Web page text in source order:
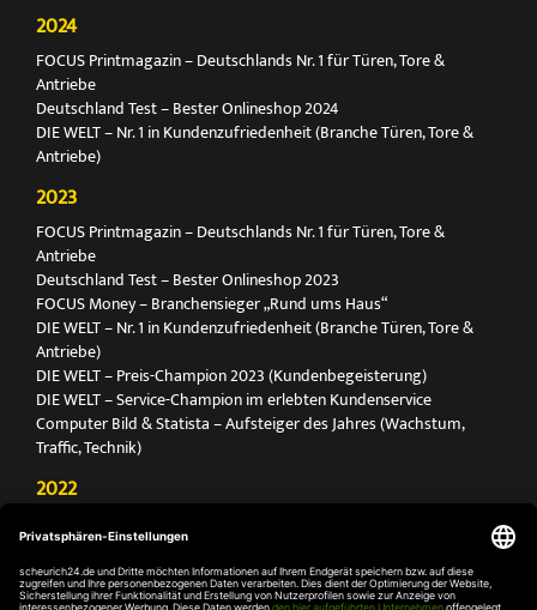
2024
FOCUS Printmagazin – Deutschlands Nr. 1 für Türen, Tore &
Antriebe
Deutschland Test – Bester Onlineshop 2024
DIE WELT – Nr. 1 in Kundenzufriedenheit (Branche Türen, Tore &
Antriebe)
2023
FOCUS Printmagazin – Deutschlands Nr. 1 für Türen, Tore &
Antriebe
Deutschland Test – Bester Onlineshop 2023
FOCUS Money – Branchensieger „Rund ums Haus“
DIE WELT – Nr. 1 in Kundenzufriedenheit (Branche Türen, Tore &
Antriebe)
DIE WELT – Preis-Champion 2023 (Kundenbegeisterung)
DIE WELT – Service-Champion im erlebten Kundenservice
Computer Bild & Statista – Aufsteiger des Jahres (Wachstum,
Traffic, Technik)
2022
Antriebe
Deutschland Test – Bester Onlineshop 2022
FOCUS Money – Branchensieger „Rund ums Haus“